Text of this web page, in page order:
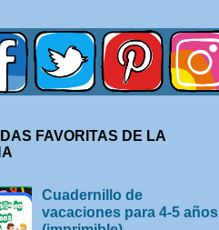
FAVORITAS DE LA
Cuadernillo de
vacaciones para 4-5 años